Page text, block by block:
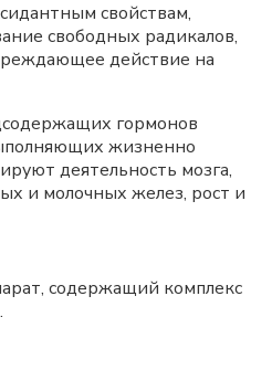
свойствам,
свободных радикалов,
действие на
гормонов
жизненно
деятельность мозга,
и молочных желез, рост и
содержащий комплекс